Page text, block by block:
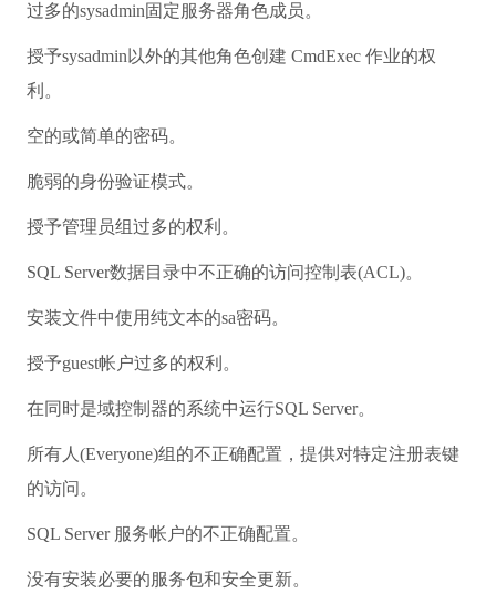
过多的sysadmin固定服务器角色成员。
授予sysadmin以外的其他角色创建 CmdExec 作业的权
利。
空的或简单的密码。
脆弱的身份验证模式。
授予管理员组过多的权利。
SQL Server数据目录中不正确的访问控制表(ACL)。
安装文件中使用纯文本的sa密码。
授予guest帐户过多的权利。
在同时是域控制器的系统中运行SQL Server。
所有人(Everyone)组的不正确配置，提供对特定注册表键
的访问。
SQL Server 服务帐户的不正确配置。
没有安装必要的服务包和安全更新。